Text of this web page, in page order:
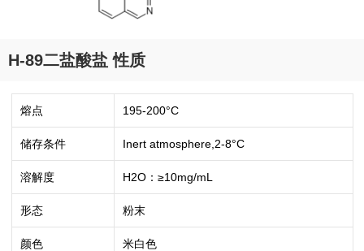
H-89二盐酸盐 性质
熔点 195-200°C
储存条件 Inert atmosphere,2-8°C
溶解度 H2O：≥10mg/mL
形态 粉末
颜色 米白色